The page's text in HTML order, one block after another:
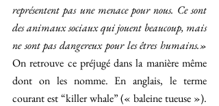
représentent pas une menace pour nous. Ce sont
des animaux sociaux qui jouent beaucoup, mais
On retrouve ce préjugé dans la manière même
dont on les nomme. En anglais, le terme
courant est “killer whale” (« baleine tueuse »).